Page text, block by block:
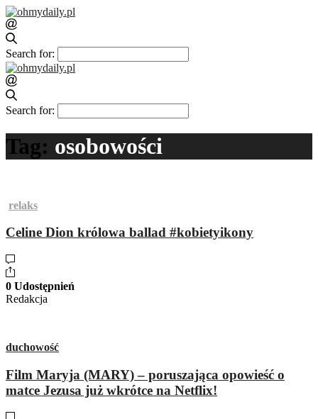
Search for:
Search for:
Tag: osobowości
relaks
Celine Dion królowa ballad #kobietyikony
0 Udostępnień
Redakcja
duchowość
Film Maryja (MARY) – poruszająca opowieść o
matce Jezusa już wkrótce na Netflix!